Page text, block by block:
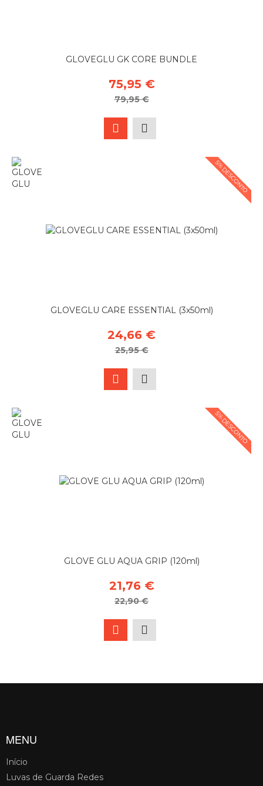
GLOVEGLU GK CORE BUNDLE
75,95 €
79,95 €
5% DESCONTO
GLOVEGLU CARE ESSENTIAL (3x50ml)
24,66 €
25,95 €
5% DESCONTO
GLOVE GLU AQUA GRIP (120ml)
21,76 €
22,90 €
MENU
Início
Luvas de Guarda Redes